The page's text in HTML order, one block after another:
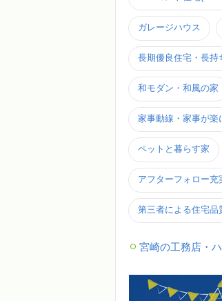
ガレージハウス
長期優良住宅・長持
和モダン・和風の家
家事動線・家事が楽
ペットと暮らす家
アフターフォロー充
第三者による住宅品
宮崎の工務店・